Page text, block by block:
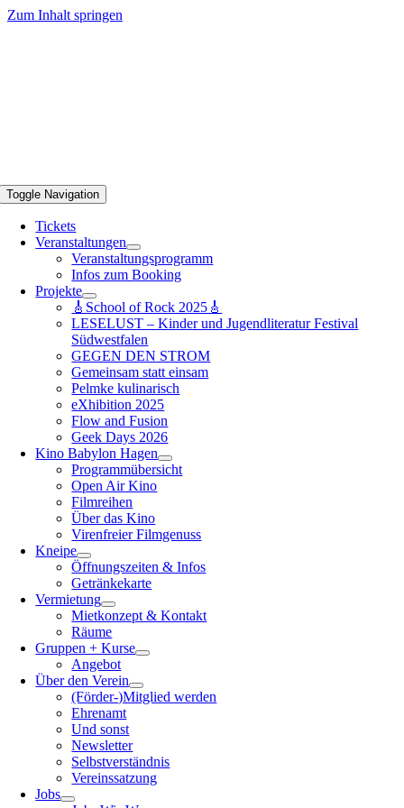
Zum Inhalt springen
Toggle Navigation
Tickets
Veranstaltungen
Veranstaltungsprogramm
Infos zum Booking
Projekte
🎸School of Rock 2025🎸
LESELUST – Kinder und Jugendliteratur Festival
Südwestfalen
GEGEN DEN STROM
Gemeinsam statt einsam
Pelmke kulinarisch
eXhibition 2025
Flow and Fusion
Geek Days 2026
Kino Babylon Hagen
Programmübersicht
Open Air Kino
Filmreihen
Über das Kino
Virenfreier Filmgenuss
Kneipe
Öffnungszeiten & Infos
Getränkekarte
Vermietung
Mietkonzept & Kontakt
Räume
Gruppen + Kurse
Angebot
Über den Verein
(Förder-)Mitglied werden
Ehrenamt
Und sonst
Newsletter
Selbstverständnis
Vereinssatzung
Jobs